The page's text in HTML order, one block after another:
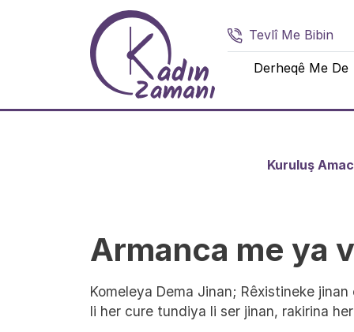
Skip to main content
Tevlî Me Bibin
Main
Derheqê Me De
Kuruluş
Armanca me ya
Komeleya Dema Jinan; Rêxistineke
li her cure tundiya li ser jinan, rakirina